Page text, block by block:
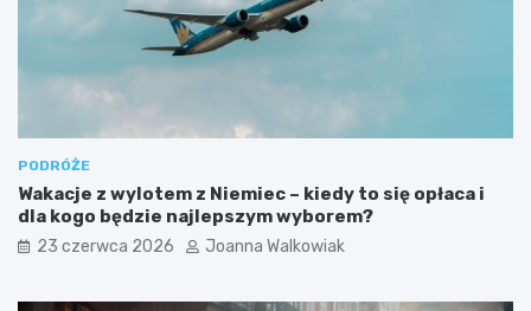
PODRÓŻE
Wakacje z wylotem z Niemiec – kiedy to się opłaca i
dla kogo będzie najlepszym wyborem?
23 czerwca 2026 Joanna Walkowiak